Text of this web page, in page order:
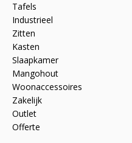
Tafels
Industrieel
Zitten
Kasten
Slaapkamer
Mangohout
Woonaccessoires
Zakelijk
Outlet
Offerte